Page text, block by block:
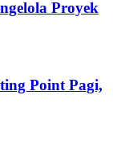
Proyek
Point Pagi,